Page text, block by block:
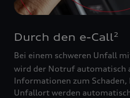
Durch den e-Call2
Bei einem schweren Unfall
wird der Notruf automatisch
Informationen zum Schaden,
Unfallort werden